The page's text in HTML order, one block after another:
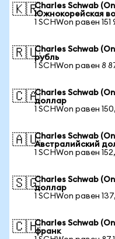
🇰🇷Charles Schwab
Южнокорейская
1 SCHWon равен 151
🇷🇺Charles Schwab
рубль
1 SCHWon равен 8
🇨🇦Charles Schwab
доллар
1 SCHWon равен
🇦🇺Charles Schwab
Австралийский
1 SCHWon равен
🇸🇬Charles Schwab
доллар
1 SCHWon равен
🇨🇭Charles Schwab
франк